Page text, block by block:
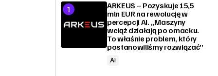
ARKEUS – Pozyskuje 15,5
mln EUR na rewolucję w
percepcji AI. „Maszyny
wciąż działają po omacku.
To właśnie problem, który
postanowiliśmy rozwiązać”
AI